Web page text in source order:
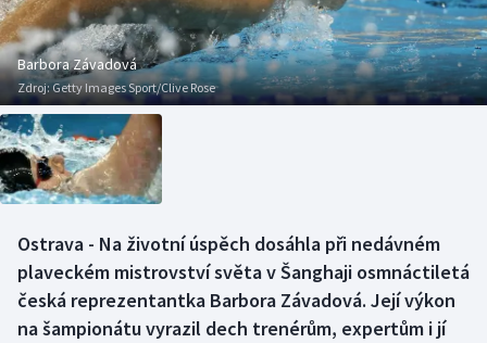
Baseball a softbal
Basketbal
Biatlon
Boby a skeleton
Curling
Dostihy
Soutěže
Historické návraty
Aplikace ČT sport
AZ kvíz
Barbora Závadová
Zdroj:Getty Images Sport/Clive Rose
Ostrava - Na životní úspěch dosáhla při nedávném
plaveckém mistrovství světa v Šanghaji osmnáctiletá
česká reprezentantka Barbora Závadová. Její výkon
na šampionátu vyrazil dech trenérům, expertům i jí